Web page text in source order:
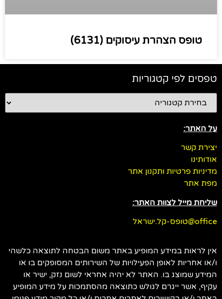
טופס הצהרת עיסוקים (6131)
טפסים לפי קטגוריות
על האתר:
יצירת קשר
אודותינו
מדיניות פרטיות ותקנון אתר
מפת אתר
שליחת מייל לצוות האתר:
office@טופס-קל.ישראל
אין לראות במידע המופיע באתר משום הבטחה לתוצאה כלשהי
ו/או אחריות לאופן הפעילויות של השירותים המסופקים בו או
המידע שמוצג בו. האתר לא יהיה אחראי לשום נזק, ישיר או
עקיף, אשר ייגרם לגולש כתוצאה מהסתמכות על מידע המופיע